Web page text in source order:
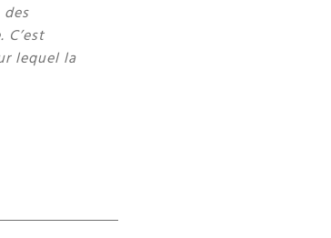
lequel la